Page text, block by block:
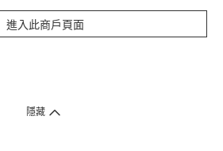
進入此商戶頁面
管產品除外 ）
隱藏